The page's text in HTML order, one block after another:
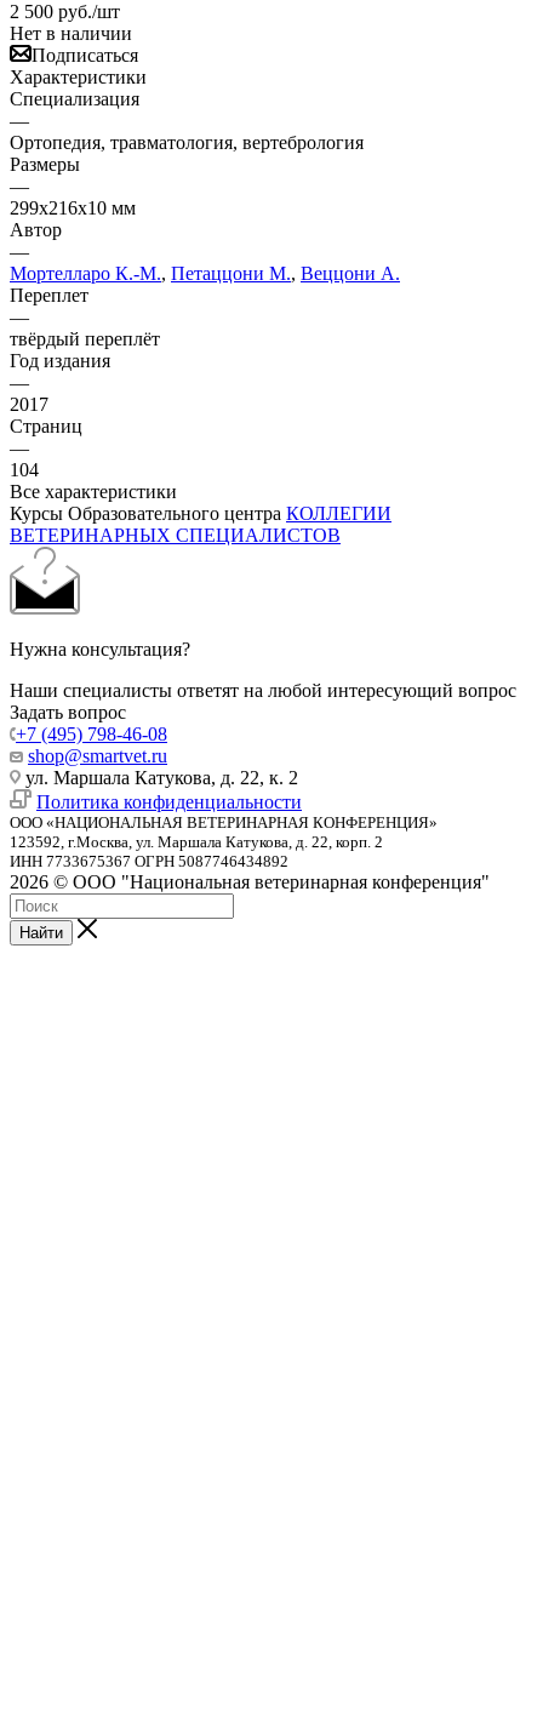
2 500 руб./шт
Нет в наличии
Подписаться
Характеристики
Специализация
—
Ортопедия, травматология, вертебрология
Размеры
—
299x216x10 мм
Автор
—
Мортелларо К.-М., Петаццони М., Веццони А.
Переплет
—
твёрдый переплёт
Год издания
—
2017
Страниц
—
104
Все характеристики
Курсы Образовательного центра КОЛЛЕГИИ
ВЕТЕРИНАРНЫХ СПЕЦИАЛИСТОВ
Нужна консультация?
Наши специалисты ответят на любой интересующий вопрос
Задать вопрос
+7 (495) 798-46-08
shop@smartvet.ru
ул. Маршала Катукова, д. 22, к. 2
Политика конфиденциальности
ООО «НАЦИОНАЛЬНАЯ ВЕТЕРИНАРНАЯ КОНФЕРЕНЦИЯ»
123592, г.Москва, ул. Маршала Катукова, д. 22, корп. 2
ИНН 7733675367 ОГРН 5087746434892
2026 © ООО "Национальная ветеринарная конференция"
Найти